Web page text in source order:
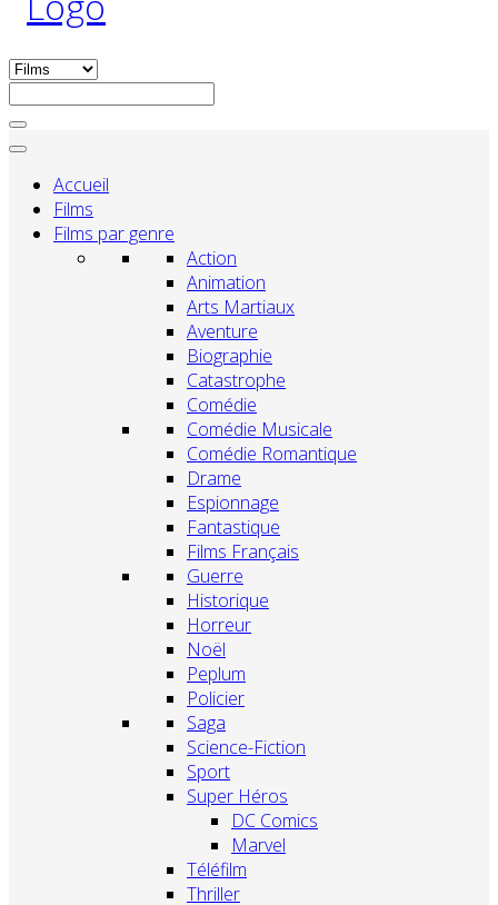
Accueil
Films
Films par genre
Action
Animation
Arts Martiaux
Aventure
Biographie
Catastrophe
Comédie
Comédie Musicale
Comédie Romantique
Drame
Espionnage
Fantastique
Films Français
Guerre
Historique
Horreur
Noël
Peplum
Policier
Saga
Science-Fiction
Sport
Super Héros
DC Comics
Marvel
Téléfilm
Thriller